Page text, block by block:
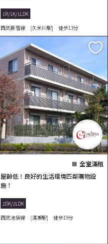
1R/1K/1LDK
西武新宿線 [久米川駅] 徒歩13分
全室滿租
屋齡低！良好的生活環境匹鄰購物設
施！
2DK/2LDK
西武池袋線 [清瀬駅] 徒歩19分